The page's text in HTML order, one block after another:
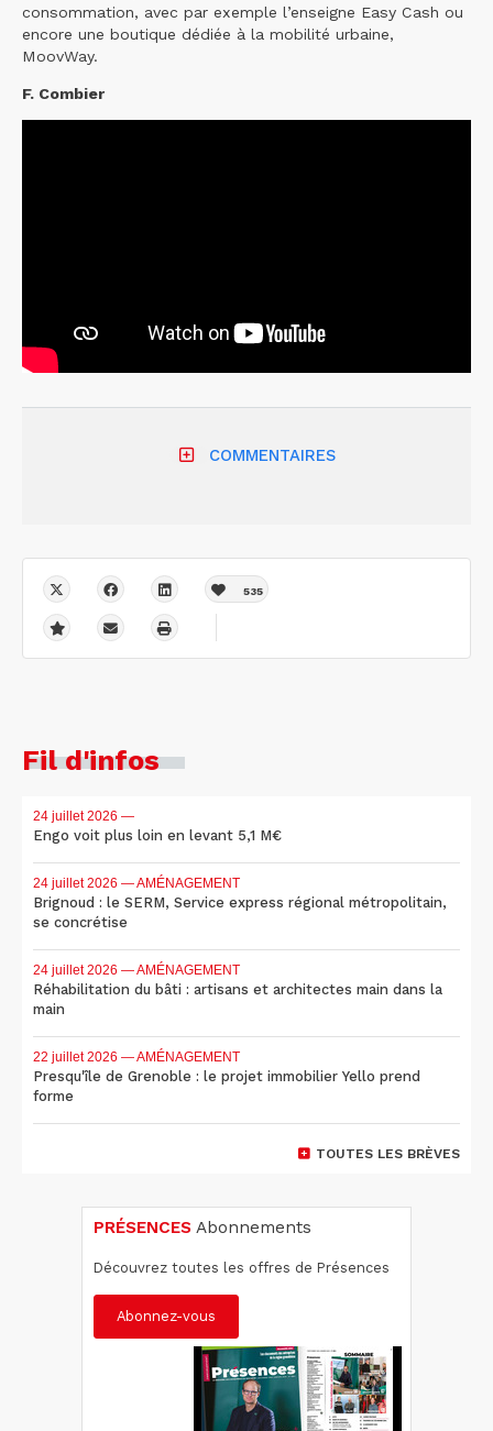
consommation, avec par exemple l’enseigne Easy Cash ou
encore une boutique dédiée à la mobilité urbaine,
MoovWay.
F. Combier
COMMENTAIRES
535
Fil d'infos
24 juillet 2026 —
Engo voit plus loin en levant 5,1 M€
24 juillet 2026 — AMÉNAGEMENT
Brignoud : le SERM, Service express régional métropolitain,
se concrétise
24 juillet 2026 — AMÉNAGEMENT
Réhabilitation du bâti : artisans et architectes main dans la
main
22 juillet 2026 — AMÉNAGEMENT
Presqu'île de Grenoble : le projet immobilier Yello prend
forme
TOUTES LES BRÈVES
PRÉSENCES Abonnements
Découvrez toutes les offres de Présences
Abonnez-vous